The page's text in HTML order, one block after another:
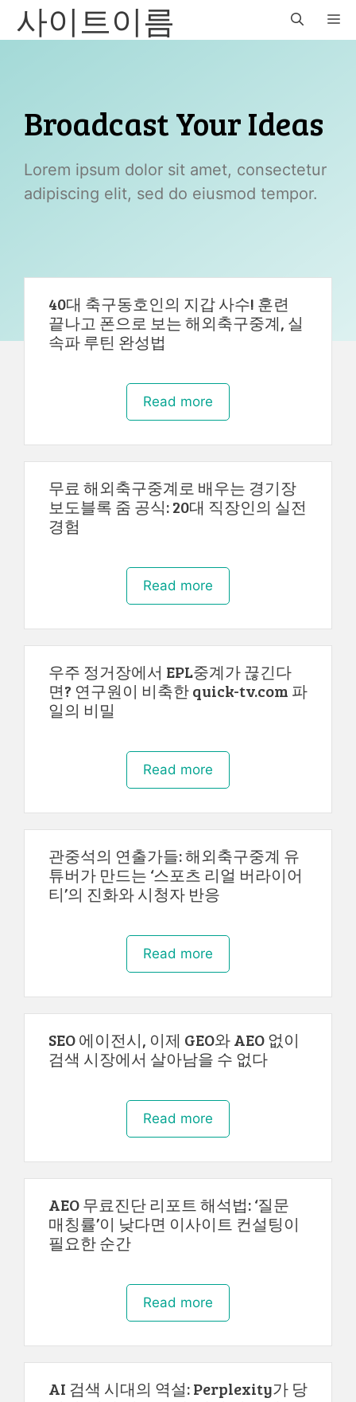
Skip사이트이름
Broadcast Your Ideas
Lorem ipsum dolor sit amet, consectetur
adipiscing elit, sed do eiusmod tempor.
40대 축구동호인의 지갑 사수! 훈련
끝나고 폰으로 보는 해외축구중계, 실
속파 루틴 완성법
Read more
무료 해외축구중계로 배우는 경기장
보도블록 줌 공식: 20대 직장인의 실전
경험
Read more
우주 정거장에서 EPL중계가 끊긴다
면? 연구원이 비축한 quick-tv.com 파
일의 비밀
Read more
관중석의 연출가들: 해외축구중계 유
튜버가 만드는 ‘스포츠 리얼 버라이어
티’의 진화와 시청자 반응
Read more
SEO 에이전시, 이제 GEO와 AEO 없이
검색 시장에서 살아남을 수 없다
Read more
AEO 무료진단 리포트 해석법: ‘질문
매칭률’이 낮다면 이사이트 컨설팅이
필요한 순간
Read more
AI 검색 시대의 역설: Perplexity가 당